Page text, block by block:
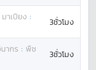
มาเปียง :
3ชั่วโมง
ากร : พืช
3ชั่วโมง